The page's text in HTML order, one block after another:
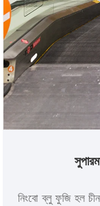
নিংবো ব্লু ফুজি হল